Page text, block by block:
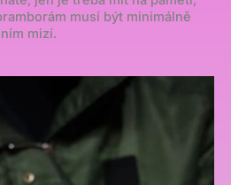
musí být minimálně
mizí.